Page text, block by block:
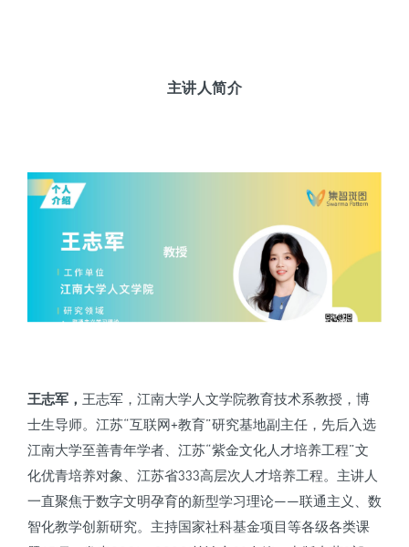
主讲人简介
王志军， 王志军，江南大学人文学院教育技术系教授，博
士生导师。江苏“互联网+教育”研究基地副主任，先后入选
江南大学至善青年学者、江苏“紫金文化人才培养工程”文
化优青培养对象、江苏省333高层次人才培养工程。主讲人
一直聚焦于数字文明孕育的新型学习理论——联通主义、数
智化教学创新研究。主持国家社科基金项目等各级各类课